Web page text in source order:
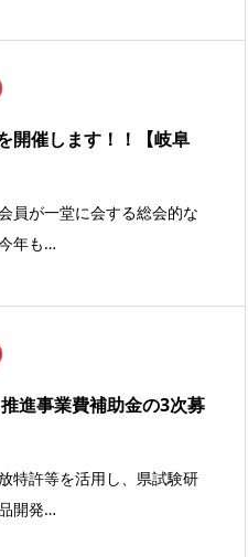
開催します！！【岐阜
が一堂に会する総会的な
年も…
進事業費補助金の3次募
特許等を活用し、県試験研
開発…